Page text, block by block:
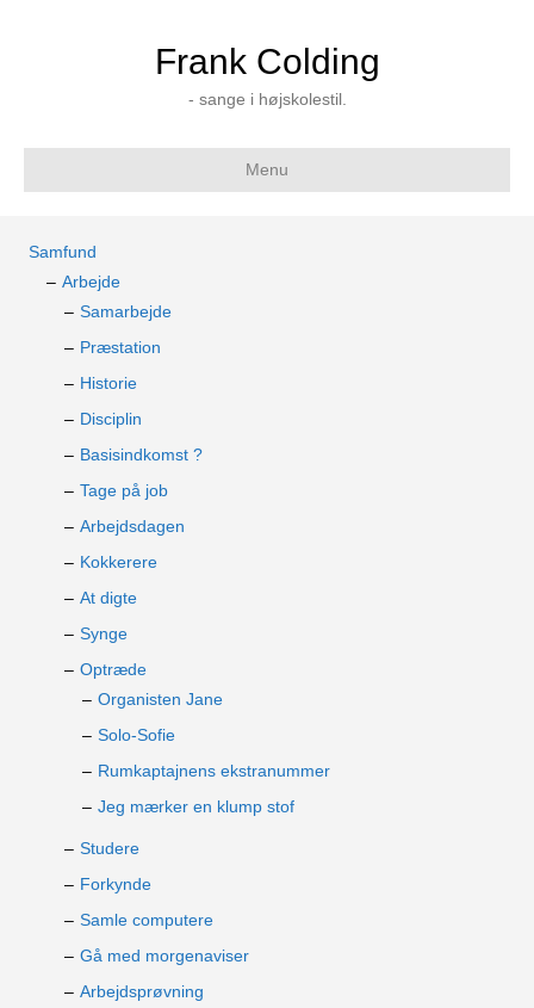
Frank Colding
- sange i højskolestil.
Menu
Samfund
Arbejde
Samarbejde
Præstation
Historie
Disciplin
Basisindkomst ?
Tage på job
Arbejdsdagen
Kokkerere
At digte
Synge
Optræde
Organisten Jane
Solo-Sofie
Rumkaptajnens ekstranummer
Jeg mærker en klump stof
Studere
Forkynde
Samle computere
Gå med morgenaviser
Arbejdsprøvning